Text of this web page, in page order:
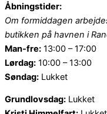
Åbningstider:
Om formiddagen
butikken på havnen i
Man-fre: 13:00 – 17:00
Lørdag: 10:00 – 13:00
Søndag: Lukket
Grundlovsdag: Lukket